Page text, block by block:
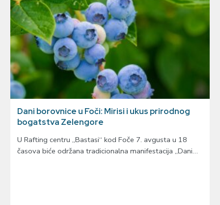
Dani borovnice u Foči: Mirisi i ukus prirodnog
bogatstva Zelengore
U Rafting centru „Bastasi“ kod Foče 7. avgusta u 18
časova biće održana tradicionalna manifestacija „Dani…